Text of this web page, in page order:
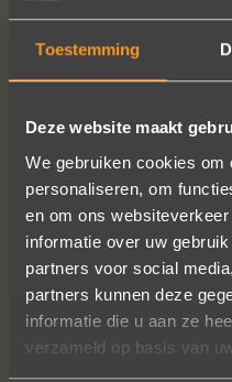
Toestemming
Deze website maakt
We gebruiken cookies
personaliseren, om
en om ons
informatie over uw
partners voor social
partners kunnen deze
informatie die u aan ze
verzameld op basis van
SUIVEZ-NOUS
Sieraden
subliem! Zoals
Ik dank het